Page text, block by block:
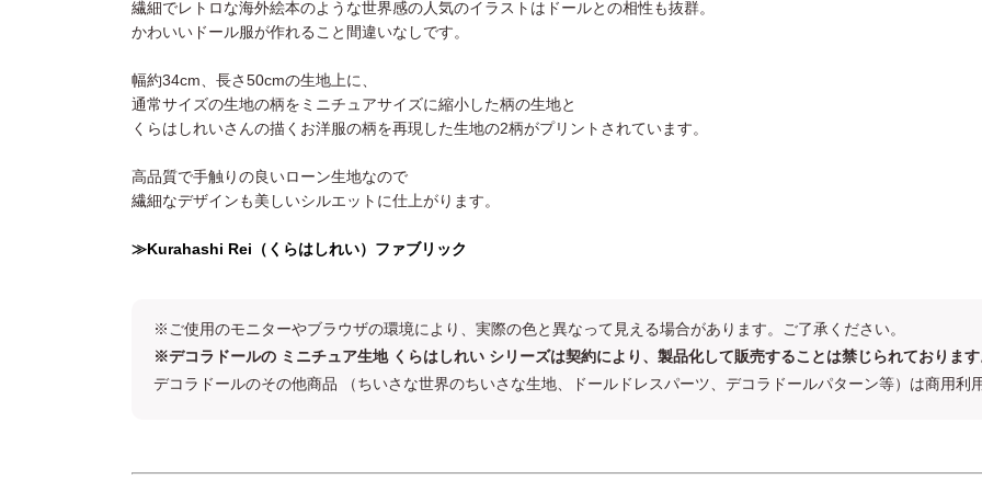
繊細でレトロな海外絵本のような世界感の人気のイラストはドールとの相性も抜群。
かわいいドール服が作れること間違いなしです。
幅約34cm、長さ50cmの生地上に、
通常サイズの生地の柄をミニチュアサイズに縮小した柄の生地と
くらはしれいさんの描くお洋服の柄を再現した生地の2柄がプリントされています。
高品質で手触りの良いローン生地なので
繊細なデザインも美しいシルエットに仕上がります。
≫Kurahashi Rei（くらはしれい）ファブリック
※ご使用のモニターやブラウザの環境により、実際の色と異なって見える場合があります。ご了承ください。
※デコラドールの ミニチュア生地 くらはしれい シリーズは契約により、製品化して販売することは禁じられております
デコラドールのその他商品 （ちいさな世界のちいさな生地、ドールドレスパーツ、デコラドールパターン等）は商用利